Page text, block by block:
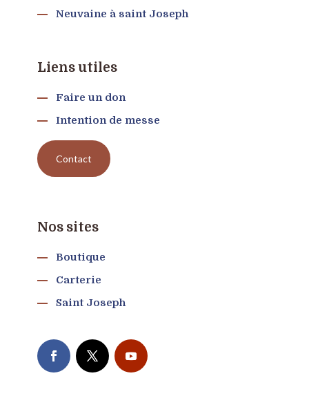
Neuvaine à saint Joseph
Liens utiles
Faire un don
Intention de messe
Contact
Nos sites
Boutique
Carterie
Saint Joseph